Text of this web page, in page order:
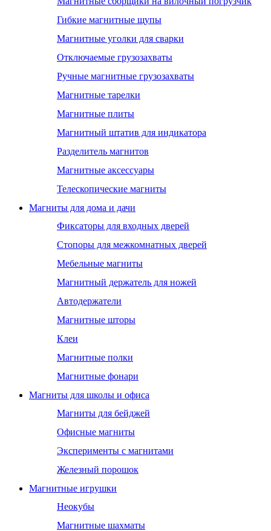
Гибкие магнитные щупы
Магнитные уголки для сварки
Отключаемые грузозахваты
Ручные магнитные грузозахваты
Магнитные тарелки
Магнитные плиты
Магнитный штатив для индикатора
Разделитель магнитов
Магнитные аксессуары
Телескопические магниты
Магниты для дома и дачи
Фиксаторы для входных дверей
Стопоры для межкомнатных дверей
Мебельные магниты
Магнитный держатель для ножей
Автодержатели
Магнитные шторы
Клеи
Магнитные полки
Магнитные фонари
Магниты для школы и офиса
Магниты для бейджей
Офисные магниты
Эксперименты с магнитами
Железный порошок
Магнитные игрушки
Неокубы
Магнитные шахматы